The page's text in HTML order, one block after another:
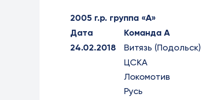
2005 г.р. группа «А»
Дата
Команда А
24.02.2018
Витязь (Подольск)
ЦСКА
Локомотив
Русь